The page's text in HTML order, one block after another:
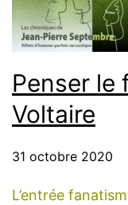
Penser le
Voltaire
31 octobre 2020
L’entrée